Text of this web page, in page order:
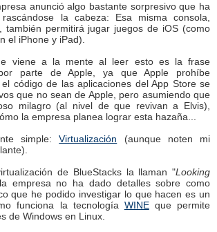
anunció algo bastante sorpresivo que ha
la cabeza: Esa misma consola,
también permitirá jugar juegos de iOS (como
el iPhone y iPad).
viene a la mente al leer esto es la frase
parte de Apple, ya que Apple prohíbe
código de las aplicaciones del App Store se
que no sean de Apple, pero asumiendo que
milagro (al nivel de que revivan a Elvis),
la empresa planea lograr esta hazaña...
simple:Virtualización (aunque noten mi
de BlueStacks la llaman "Looking
empresa no ha dado detalles sobre como
que he podido investigar lo que hacen es un
funciona la tecnología WINEque permite
de Windows en Linux.